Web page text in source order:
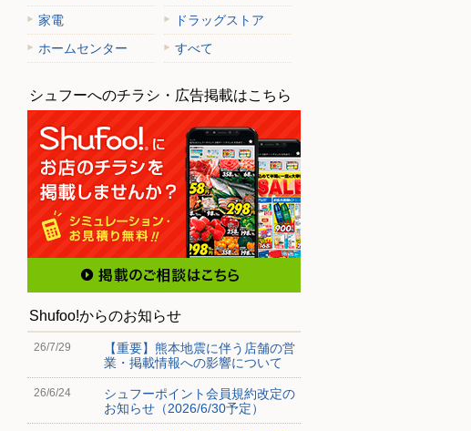
家電
ドラッグストア
ホームセンター
すべて
シュフーへのチラシ・広告掲載はこちら
Shufoo!からのお知らせ
26/7/29
【重要】熊本地震に伴う店舗の営
業・掲載情報への影響について
26/6/24
シュフーポイント会員規約改定の
お知らせ（2026/6/30予定）